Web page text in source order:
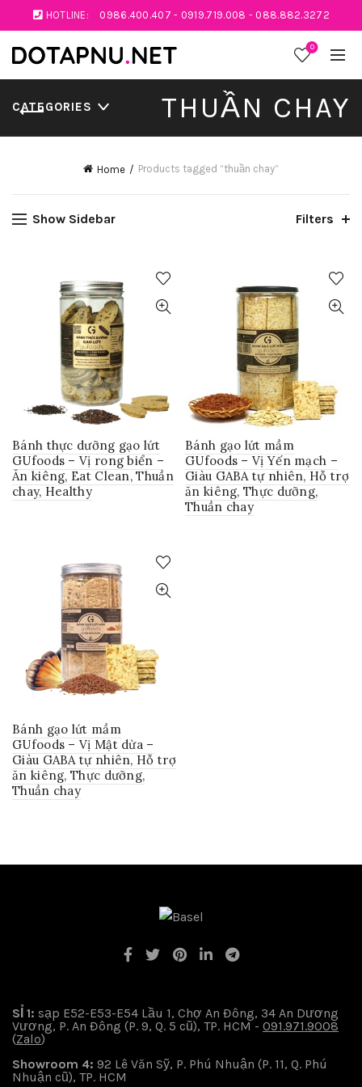
HOTLINE: 0986.400.407 - 0919.719.008 - 088.882.3272
0
THUẦN CHAY
CATEGORIES
Home Products tagged “thuần chay”
Show Sidebar Filters
Bánh thực dưỡng gạo lứt
GUfoods – Vị rong biển –
Ăn kiêng, Eat Clean, Thuần
chay, Healthy
Bánh gạo lứt mầm
GUfoods – Vị Yến mạch –
Giàu GABA tự nhiên, Hỗ trợ
ăn kiêng, Thực dưỡng,
Thuần chay
Bánh gạo lứt mầm
GUfoods – Vị Mật dừa –
Giàu GABA tự nhiên, Hỗ trợ
ăn kiêng, Thực dưỡng,
Thuần chay
SỈ 1: sạp E52-E53-E54 Lầu 1, Chợ An Đông, 34 An Dương
Vương, P. An Đông (P. 9, Q. 5 cũ), TP. HCM - 091.971.9008
(Zalo)
Showroom 4: 92 Lê Văn Sỹ, P. Phú Nhuận (P. 11, Q. Phú
Nhuận cũ), TP. HCM